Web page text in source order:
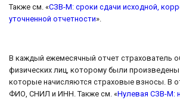
Также см. «СЗВ-М: сроки сдачи исходной,
уточненной отчетности».
В каждый ежемесячный отчет страхователь
физических лиц, которому были
которые начисляются страховые взносы. В
ФИО, СНИЛ и ИНН. Также см. «Нулевая СЗВ-М: